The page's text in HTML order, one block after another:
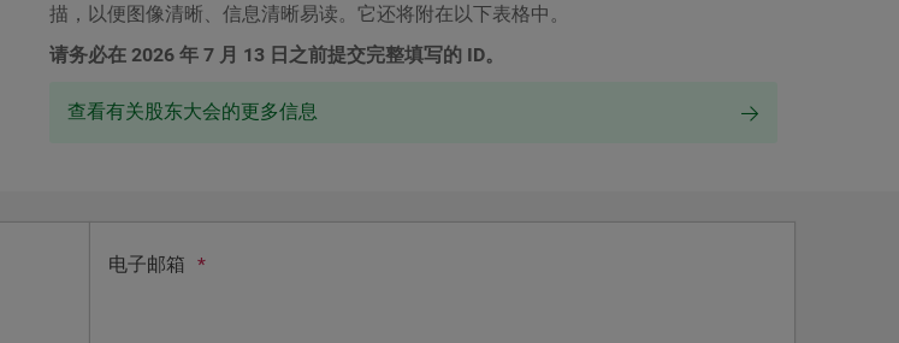
描，以便图像清晰、信息清晰易读。它还将附在以下表格中。
请务必在 2026 年 7 月 13 日之前提交完整填写的 ID。
查看有关股东大会的更多信息
电子邮箱 *